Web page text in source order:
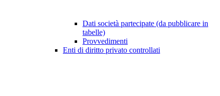
Dati società partecipate (da pubblicare in
tabelle)
Provvedimenti
Enti di diritto privato controllati